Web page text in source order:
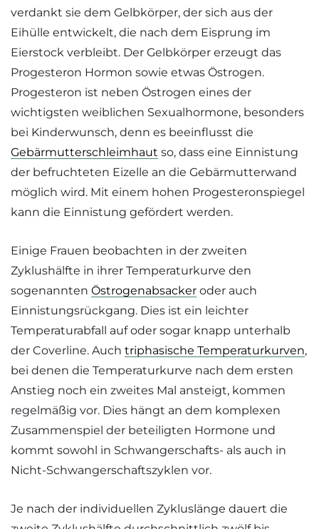
verdankt sie dem Gelbkörper, der sich aus der
Eihülle entwickelt, die nach dem Eisprung im
Eierstock verbleibt. Der Gelbkörper erzeugt das
Progesteron Hormon sowie etwas Östrogen.
Progesteron ist neben Östrogen eines der
wichtigsten weiblichen Sexualhormone, besonders
bei Kinderwunsch, denn es beeinflusst die
Gebärmutterschleimhaut so, dass eine Einnistung
der befruchteten Eizelle an die Gebärmutterwand
möglich wird. Mit einem hohen Progesteronspiegel
kann die Einnistung gefördert werden.
Einige Frauen beobachten in der zweiten
Zyklushälfte in ihrer Temperaturkurve den
sogenannten Östrogenabsacker oder auch
Einnistungsrückgang. Dies ist ein leichter
Temperaturabfall auf oder sogar knapp unterhalb
der Coverline. Auch triphasische Temperaturkurven,
bei denen die Temperaturkurve nach dem ersten
Anstieg noch ein zweites Mal ansteigt, kommen
regelmäßig vor. Dies hängt an dem komplexen
Zusammenspiel der beteiligten Hormone und
kommt sowohl in Schwangerschafts- als auch in
Nicht-Schwangerschaftszyklen vor.
Je nach der individuellen Zykluslänge dauert die